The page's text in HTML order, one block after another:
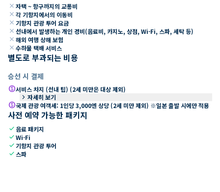
close 자택 ~ 항구까지의 교통비
close 각 기항지에서의 이동비
close 기항지 관광 투어 요금
close 선내에서 발생하는 개인 경비(음료비, 카지노, 상점, Wi-Fi, 스파, 세탁 등)
close 해외 여행 상해 보험
close 수하물 택배 서비스
별도로 부과되는 비용
승선 시 결제
paid서비스 차지 (선내 팁) (2세 미만은 대상 제외)
keyboard_arrow_right 자세히 보기
paid국제 관광 여객세: 1인당 3,000엔 상당 (2세 미만 제외) ※일본 출발 시에만 적용
사전 예약 가능한 패키지
check 음료 패키지
checkWi-Fi
check 기항지 관광 투어
check 스파